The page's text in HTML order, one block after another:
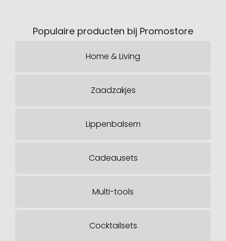
Populaire producten bij Promostore
Home & Living
Zaadzakjes
Lippenbalsem
Cadeausets
Multi-tools
Cocktailsets